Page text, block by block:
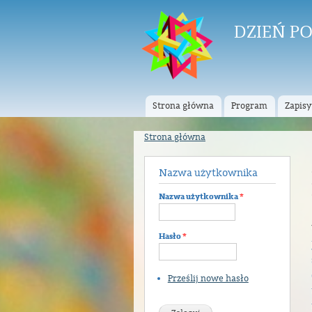
DZIEŃ
Menu główne
Strona główna Program Zapisy
Strona główna
Nazwa użytkownika
Nazwa użytkownika*
Hasło*
Prześlij nowe hasło